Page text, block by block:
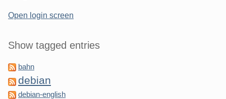
Open login screen
Show tagged entries
bahn
debian
debian-english